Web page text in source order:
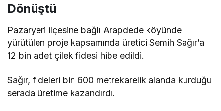
Dönüştü
Pazaryeri ilçesine bağlı Arapdede köyünde
yürütülen proje kapsamında üretici Semih Sağır’a
12 bin adet çilek fidesi hibe edildi.
Sağır, fideleri bin 600 metrekarelik alanda kurduğu
serada üretime kazandırdı.